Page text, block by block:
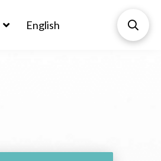
English